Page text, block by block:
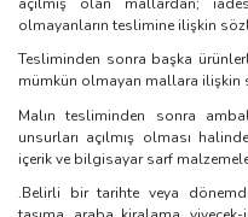
olmayanların teslimine ilişkin
Tesliminden sonra başka
mümkün olmayan mallara ilişkin
Malın tesliminden sonra
unsurları açılmış olması
içerik ve bilgisayar sarf
.Belirli bir tarihte veya